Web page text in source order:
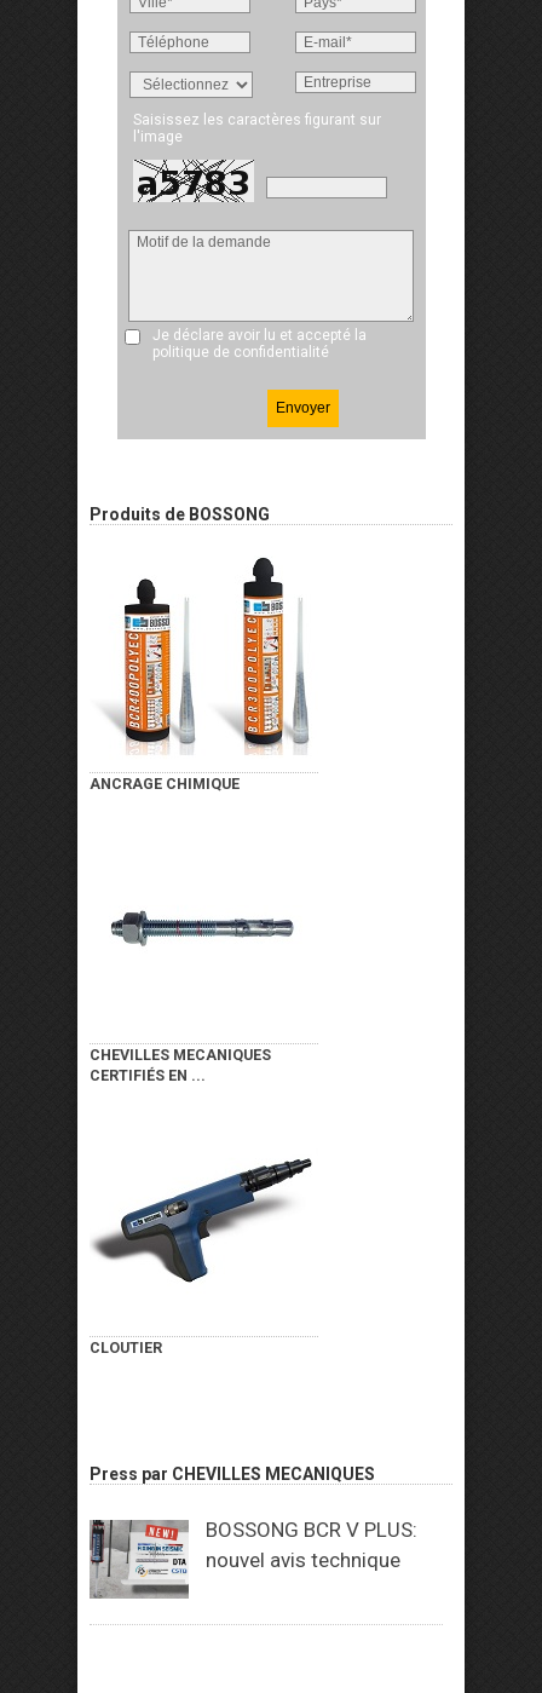
Saisissez les caractères figurant sur
l'image
Je déclare avoir lu et accepté la
politique de confidentialité
Produits de BOSSONG
ANCRAGE CHIMIQUE
CHEVILLES MECANIQUES
CERTIFIÉS EN ...
CLOUTIER
Press par CHEVILLES MECANIQUES
BOSSONG BCR V PLUS:
nouvel avis technique